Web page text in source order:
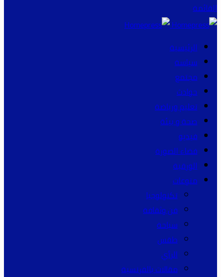
القائمة
الرئيسية
سياسة
مجتمع
حوادث
تعليم ورياضة
صحة و بيئة
فيديو
فضاء الصورة
الورقية
منوعات
تكنولوجيا
فن وثقافة
سياحة
طقس
الرأي
مقالات بالفرنسية